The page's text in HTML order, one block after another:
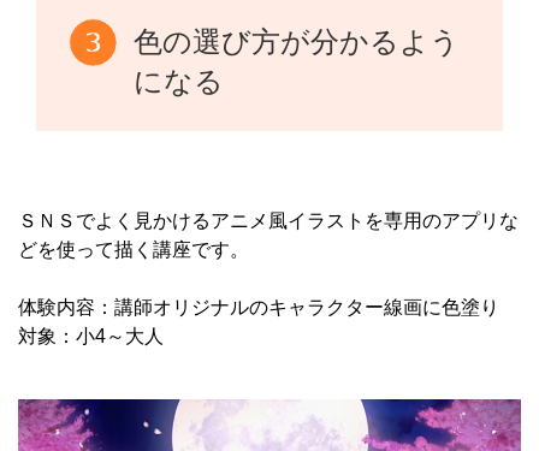
色の選び方が分かるよう
になる
ＳＮＳでよく見かけるアニメ風イラストを専用のアプリな
どを使って描く講座です。
体験内容：講師オリジナルのキャラクター線画に色塗り
対象：小4～大人